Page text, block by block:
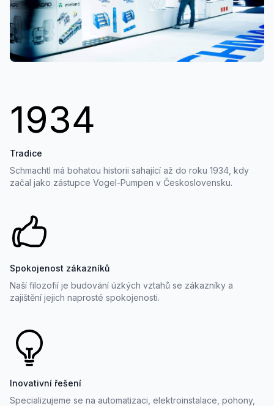
1934
Tradice
Schmachtl má bohatou historii sahající až do roku 1934, kdy
začal jako zástupce Vogel-Pumpen v Československu.
Spokojenost zákazníků
Naší filozofií je budování úzkých vztahů se zákazníky a
zajištění jejich naprosté spokojenosti.
Inovativní řešení
Specializujeme se na automatizaci, elektroinstalace, pohony,